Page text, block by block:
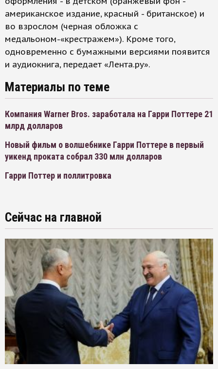
американское издание, красный - британское) и
во взрослом (черная обложка с
медальоном-«крестражем»). Кроме того,
одновременно с бумажными версиями появится
и аудиокнига, передает «Лента.ру».
Материалы по теме
Компания Warner Bros. заработала на Гарри Поттере 21
млрд долларов
Новый фильм о волшебнике Гарри Поттере в первый
уикенд проката собрал 330 млн долларов
Гарри Поттер и поллитровка
Сейчас на главной